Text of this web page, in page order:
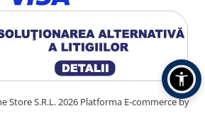
Store S.R.L. 2026 Platforma E-commerce by